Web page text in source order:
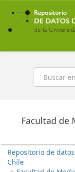
Ir
contenido
principal
Buscar
Facultad de
Repositorio de
Chile